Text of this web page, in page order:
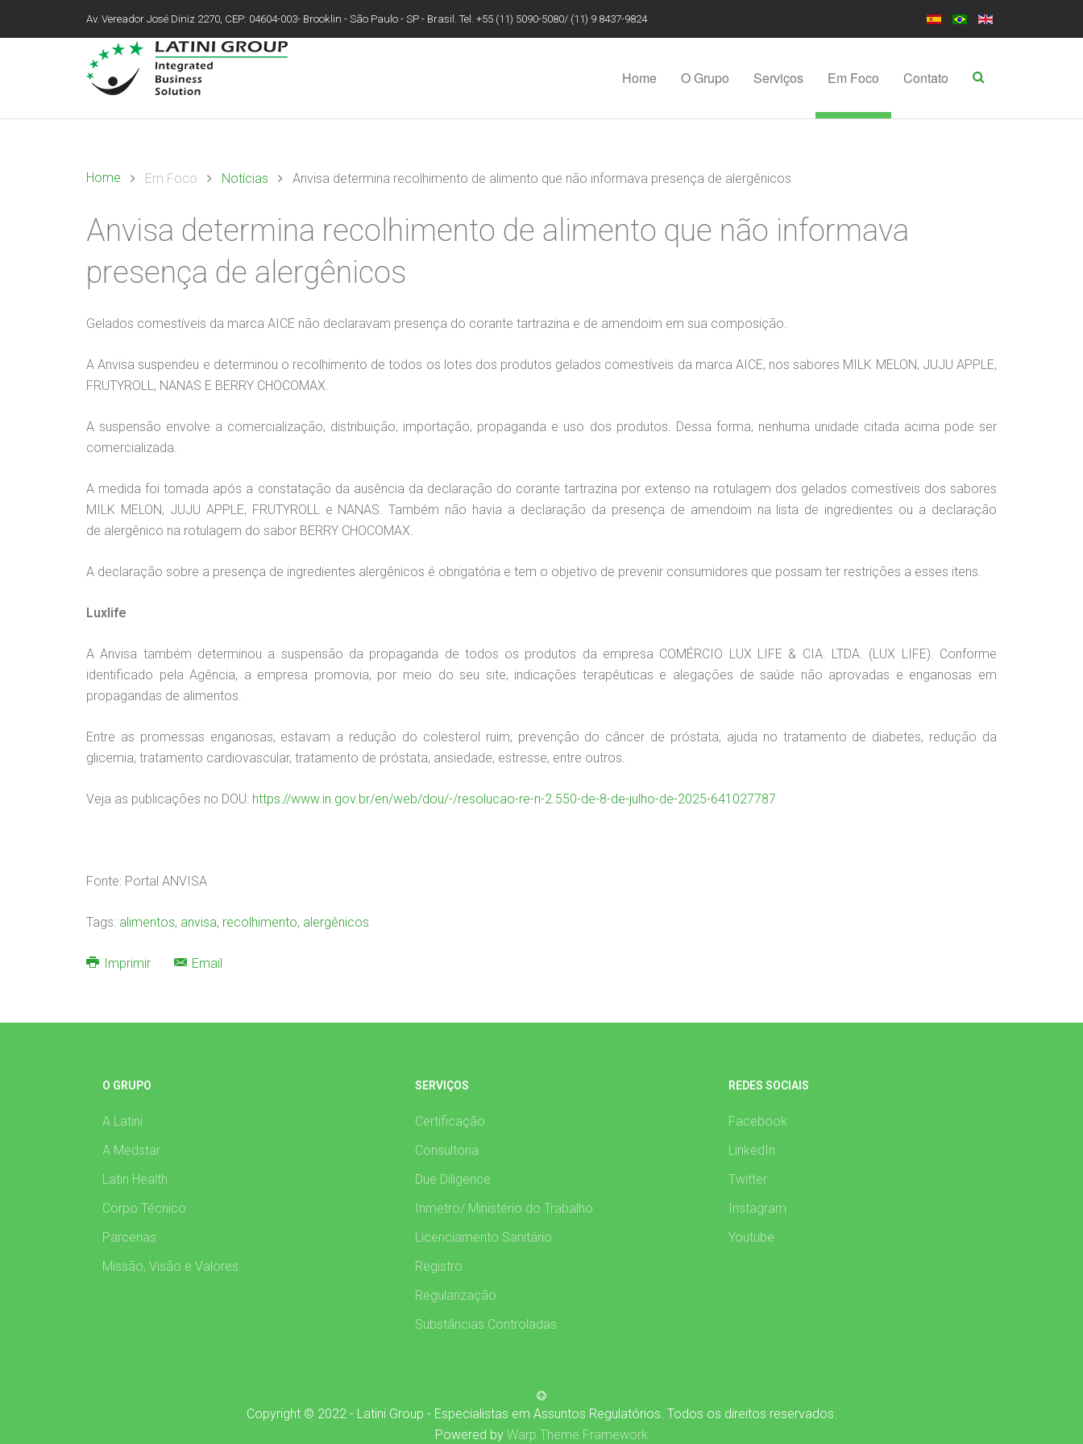
Av. Vereador José Diniz 2270, CEP: 04604-003- Brooklin - São Paulo - SP - Brasil. Tel. +55 (11) 5090-5080/ (11) 9 8437-9824
Home O Grupo Serviços Em Foco Contato
Home Em Foco Notícias Anvisa determina recolhimento de alimento que não informava presença de alergênicos
Anvisa determina recolhimento de alimento que não informava
presença de alergênicos
Gelados comestíveis da marca AICE não declaravam presença do corante tartrazina e de amendoim em sua composição.
A Anvisa suspendeu e determinou o recolhimento de todos os lotes dos produtos gelados comestíveis da marca AICE, nos sabores MILK MELON, JUJU APPLE,
FRUTYROLL, NANAS E BERRY CHOCOMAX.
A suspensão envolve a comercialização, distribuição, importação, propaganda e uso dos produtos. Dessa forma, nenhuma unidade citada acima pode ser
comercializada.
A medida foi tomada após a constatação da ausência da declaração do corante tartrazina por extenso na rotulagem dos gelados comestíveis dos sabores
MILK MELON, JUJU APPLE, FRUTYROLL e NANAS. Também não havia a declaração da presença de amendoim na lista de ingredientes ou a declaração
de alergênico na rotulagem do sabor BERRY CHOCOMAX.
A declaração sobre a presença de ingredientes alergênicos é obrigatória e tem o objetivo de prevenir consumidores que possam ter restrições a esses itens.
Luxlife
A Anvisa também determinou a suspensão da propaganda de todos os produtos da empresa COMÉRCIO LUX LIFE & CIA. LTDA. (LUX LIFE). Conforme
identificado pela Agência, a empresa promovia, por meio do seu site, indicações terapêuticas e alegações de saúde não aprovadas e enganosas em
propagandas de alimentos.
Entre as promessas enganosas, estavam a redução do colesterol ruim, prevenção do câncer de próstata, ajuda no tratamento de diabetes, redução da
glicemia, tratamento cardiovascular, tratamento de próstata, ansiedade, estresse, entre outros.
Veja as publicações no DOU: https://www.in.gov.br/en/web/dou/-/resolucao-re-n-2.550-de-8-de-julho-de-2025-641027787
Fonte: Portal ANVISA
Tags: alimentos, anvisa, recolhimento, alergênicos
Imprimir Email
O GRUPO
A Latini
A Medstar
Latin Health
Corpo Técnico
Parcerias
Missão, Visão e Valores
SERVIÇOS
Certificação
Consultoria
Due Diligence
Inmetro/ Ministério do Trabalho
Licenciamento Sanitário
Registro
Regularização
Substâncias Controladas
REDES SOCIAIS
Facebook
LinkedIn
Twitter
Instagram
Youtube
Copyright © 2022 - Latini Group - Especialistas em Assuntos Regulatórios. Todos os direitos reservados.
Powered by Warp Theme Framework